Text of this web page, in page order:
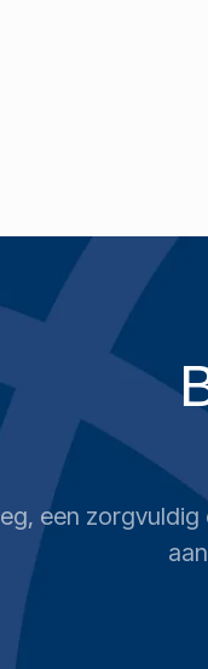
een